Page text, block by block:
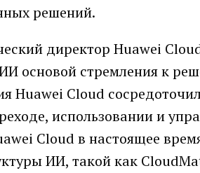
решений.
директор Huawei
основой стремления к
Huawei Cloud
использовании и
Cloud в настоящее
ИИ, такой как